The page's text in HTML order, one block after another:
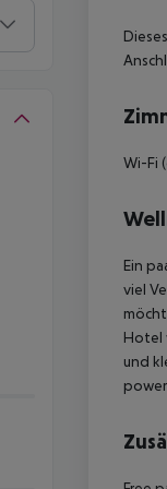
Wi-Fi
Ein
viel
Hotel
und